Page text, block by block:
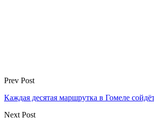
Prev Post
Каждая десятая маршрутка в Гомеле
Next Post